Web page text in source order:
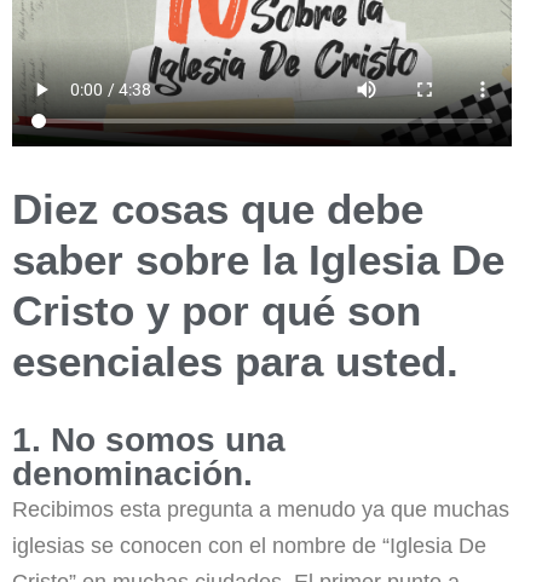
Diez cosas que debe
saber sobre la Iglesia De
Cristo y por qué son
esenciales para usted.
1. No somos una
denominación.
Recibimos esta pregunta a menudo ya que muchas
iglesias se conocen con el nombre de “Iglesia De